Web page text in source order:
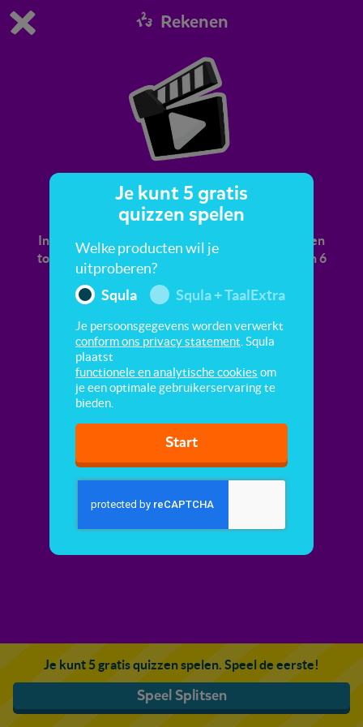
Dit is de gratis demo van Squla.
Bestel nu
Rekenen
Splitsen
In dit filmpje oefen je met het splitsen van getallen
tot 10 Het getal 10 kun je bijvoorbeeld splitsen in 6
Je kunt 5 gratis quizzen spelen. Speel de eerste!
Speel Splitsen
Je kunt 5 gratis
quizzen spelen
Welke producten wil je
uitproberen?
Squla
Squla + TaalExtra
Je persoonsgegevens worden verwerkt
conform ons privacy statement . Squla
plaatst
functionele en analytische cookies om
je een optimale gebruikerservaring te
bieden.
Start